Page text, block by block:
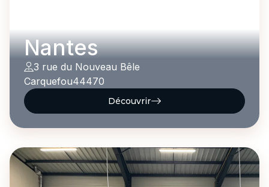
Nantes
3 rue du Nouveau Bêle
Carquefou44470
Découvrir